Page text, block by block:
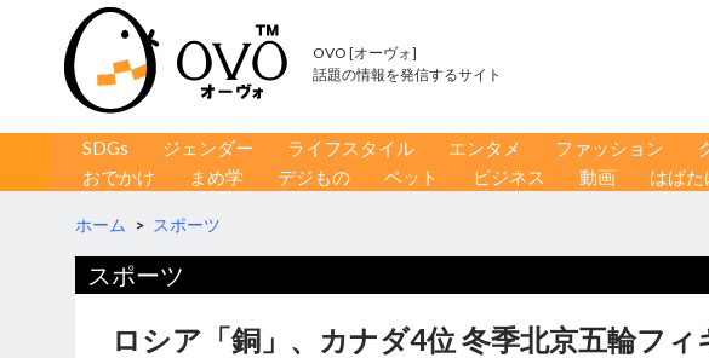
OVO [オーヴォ]
話題の情報を発信するサイト
コンテンツへ移動
SDGs ジェンダー ライフスタイル エンタメ ファッション
おでかけ
まめ学 デジもの ペット ビジネス 動画 はばた
ホーム > スポーツ
スポーツ
ロシア「銅」、カナダ4位 冬季北京五輪フ